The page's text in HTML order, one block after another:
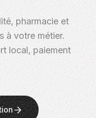
pharmacie et
à votre métier.
local, paiement